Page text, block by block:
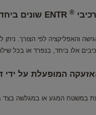
®
והאפליקציה לפי הצורך. ניתן
אלו ביחד, בנפרד או בכל
המופעלת על
במשטח המגע או במגלשה בצד